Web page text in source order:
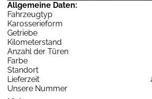
Allgemeine Daten:
Fahrzeugtyp
Karosserieform
Getriebe
Kilometerstand
Anzahl der Türen
Farbe
Standort
Lieferzeit
Unsere Nummer